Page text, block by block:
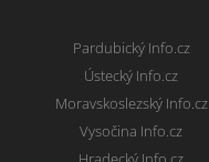
Pardubický Info.cz
Ústecký Info.cz
Moravskoslezský Info.cz
Vysočina Info.cz